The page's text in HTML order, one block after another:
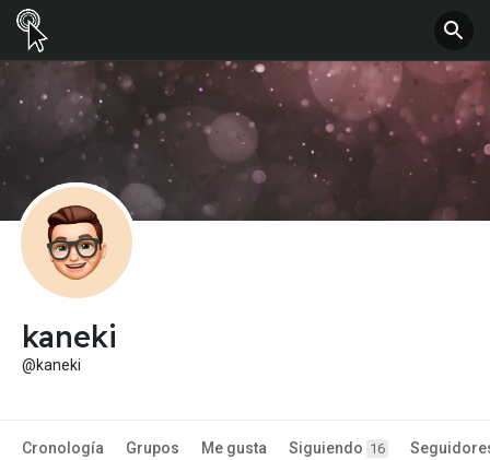
kaneki
@kaneki
Cronología Grupos Me gusta Siguiendo 16